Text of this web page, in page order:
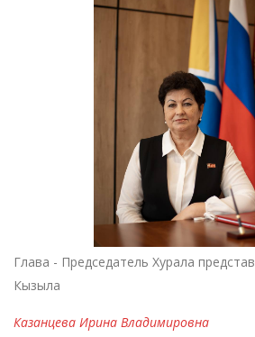
Глава - Председатель Хурала
Кызыла
Казанцева Ирина Владимировна